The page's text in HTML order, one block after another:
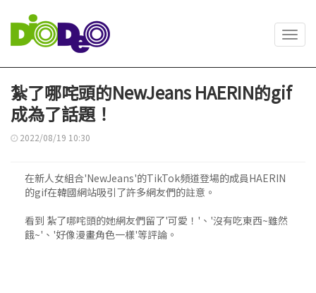
紮了哪咤頭的NewJeans HAERIN的gif
成為了話題！
2022/08/19 10:30
在新人女組合'NewJeans'的TikTok頻道登場的成員HAERIN
的gif在韓國網站吸引了許多網友們的註意。
看到 紮了哪咤頭的她網友們留了'可愛！'、'沒有吃東西~雖然
餓~'、'好像漫畫角色一樣'等評論。